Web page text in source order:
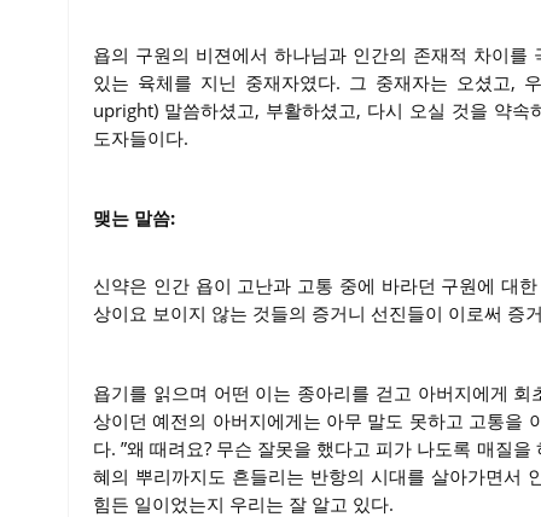
욥의 구원의 비젼에서 하나님과 인간의 존재적 차이
있는 육체를 지닌 중재자였다. 그 중재자는 오셨고,
upright) 말씀하셨고, 부활하셨고, 다시 오실 것을 약
도자들이다.
맺는 말씀:
신약은 인간 욥이 고난과 고통 중에 바라던 구원에 대
상이요 보이지 않는 것들의 증거니 선진들이 이로써 증
욥기를 읽으며 어떤 이는 종아리를 걷고 아버지에게
상이던 예전의 아버지에게는 아무 말도 못하고 고통을
다. ”왜 때려요? 무슨 잘못을 했다고 피가 나도록 매질
혜의 뿌리까지도 흔들리는 반항의 시대를 살아가면서
힘든 일이었는지 우리는 잘 알고 있다.